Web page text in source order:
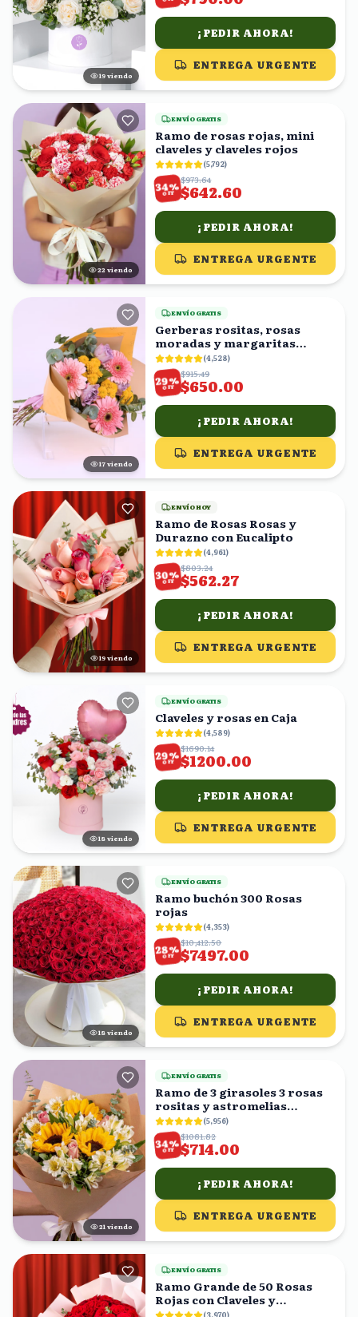
19 viendo
¡PEDIR AHORA!
ENTREGA URGENTE
23 viendo
ENVÍO GRATIS
Ramo de rosas rojas, mini
claveles y claveles rojos
(5,792)
34%
OFF
$973.64
$642.60
¡PEDIR AHORA!
ENTREGA URGENTE
18 viendo
ENVÍO GRATIS
Gerberas rositas, rosas
moradas y margaritas
amarillas en ramo
(4,528)
29%
OFF
$915.49
$650.00
¡PEDIR AHORA!
ENTREGA URGENTE
20 viendo
ENVÍO HOY
Ramo de Rosas Rosas y
Durazno con Eucalipto
(4,961)
30%
OFF
$803.24
$562.27
¡PEDIR AHORA!
ENTREGA URGENTE
17 viendo
ENVÍO GRATIS
Claveles y rosas en Caja
(4,589)
29%
OFF
$1690.14
$1200.00
¡PEDIR AHORA!
ENTREGA URGENTE
17 viendo
ENVÍO GRATIS
Ramo buchón 300 Rosas
rojas
(4,353)
28%
OFF
$10,412.50
$7497.00
¡PEDIR AHORA!
ENTREGA URGENTE
22 viendo
ENVÍO GRATIS
Ramo de 3 girasoles 3 rosas
rositas y astromelias
blancas(5,956)
34%
OFF
$1081.82
$714.00
¡PEDIR AHORA!
ENTREGA URGENTE
ENVÍO GRATIS
Ramo Grande de 50 Rosas
Rojas con Claveles y
Eucalipto
(3,970)